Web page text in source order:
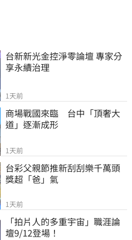
台新新光金控淨零論壇 專家分
享永續治理
1天前
商場戰國來臨　台中「頂奢大
道」逐漸成形
1天前
台彩父親節推新刮刮樂千萬頭
獎超「爸」氣
1天前
「拍片人的多重宇宙」職涯論
壇9/12登場！